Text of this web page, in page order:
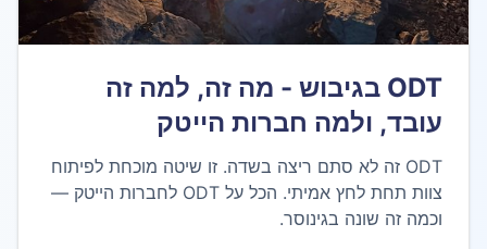
ODT בגיבוש - מה זה, למה זה
עובד, ולמה חברות הייטק
מתאהבות בו
ODT זה לא סתם ריצה בשדה. זו שיטה מוכחת לפיתוח
צוות תחת לחץ אמיתי. הכל על ODT לחברות הייטק —
וכמה זה שונה בגינוסר.